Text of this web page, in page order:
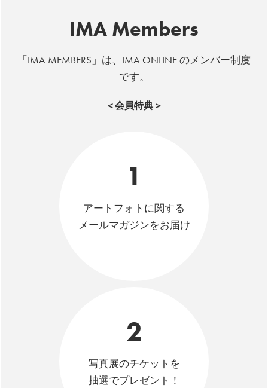
IMA Members
「IMA MEMBERS」は、IMA ONLINE のメンバー制度
です。
＜会員特典＞
1
アートフォトに関する
メールマガジンをお届け
2
写真展のチケットを
抽選でプレゼント！